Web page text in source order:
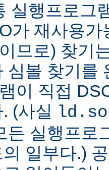
실행프로그
가 재사용
므로) 찾기
심볼 찾기를
이 직접
(사실
ld.so
든 실행프로
일부다.)